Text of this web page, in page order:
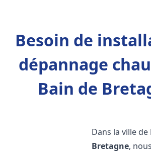
Besoin de
dépannage
Bain de
Dans la ville de
Bretagne,